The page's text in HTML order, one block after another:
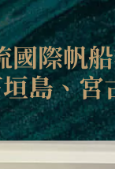
國際帆
島、宮